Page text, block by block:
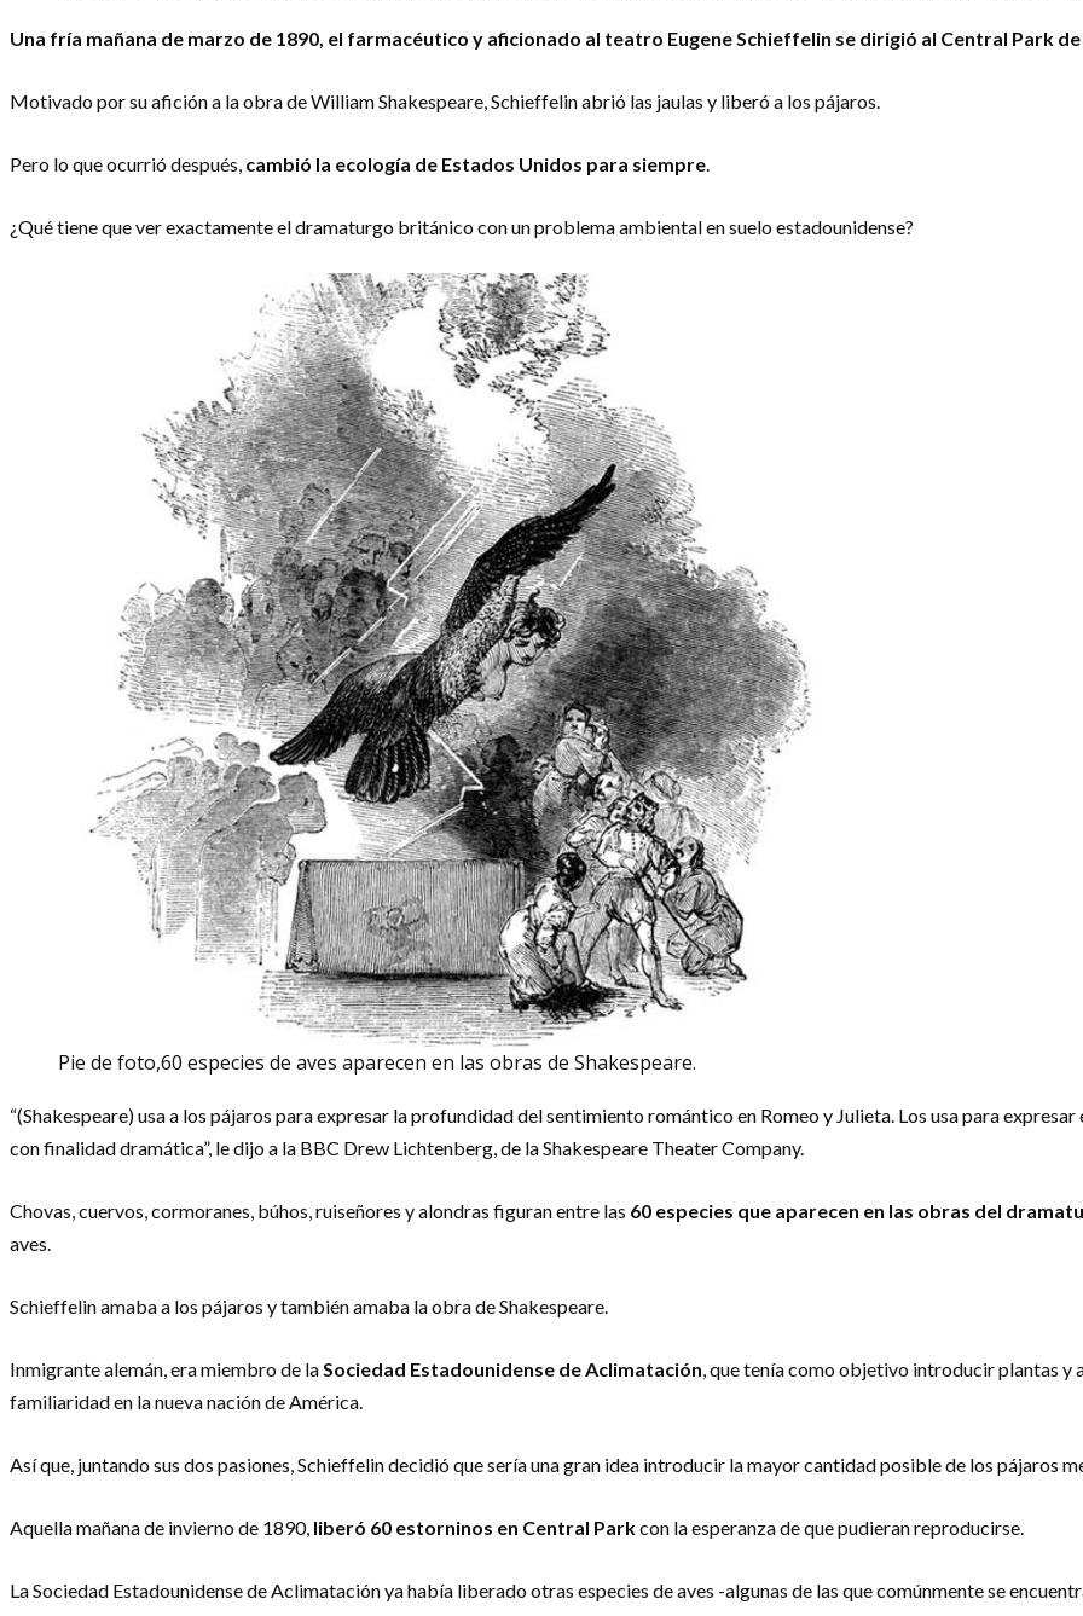
Una fría mañana de marzo de 1890, el farmacéutico y aficionado al teatro Eugene Schieffelin se dirigió al Central Park
Motivado por su afición a la obra de William Shakespeare, Schieffelin abrió las jaulas y liberó a los pájaros.
Pero lo que ocurrió después, cambió la ecología de Estados Unidos para siempre
¿Qué tiene que ver exactamente el dramaturgo británico con un problema ambiental en suelo estadounidense?
Pie de foto,60 especies de aves aparecen en las obras de Shakespeare.
“(Shakespeare) usa a los pájaros para expresar la profundidad del sentimiento romántico en Romeo y Julieta. Los usa para
con finalidad dramática”, le dijo a la BBC Drew Lichtenberg, de la Shakespeare Theater Company.
Chovas, cuervos, cormoranes, búhos, ruiseñores y alondras figuran entre las 60 especies que aparecen en las obras del
aves.
Schieffelin amaba a los pájaros y también amaba la obra de Shakespeare.
Inmigrante alemán, era miembro de la Sociedad Estadounidense de Aclimatación , que tenía como objetivo introducir plantas y
familiaridad en la nueva nación de América.
Así que, juntando sus dos pasiones, Schieffelin decidió que sería una gran idea introducir la mayor cantidad posible de los pájaros
Aquella mañana de invierno de 1890, liberó 60 estorninos en Central Parkcon la esperanza de que pudieran reproducirse.
La Sociedad Estadounidense de Aclimatación ya había liberado otras especies de aves -algunas de las que comúnmente se